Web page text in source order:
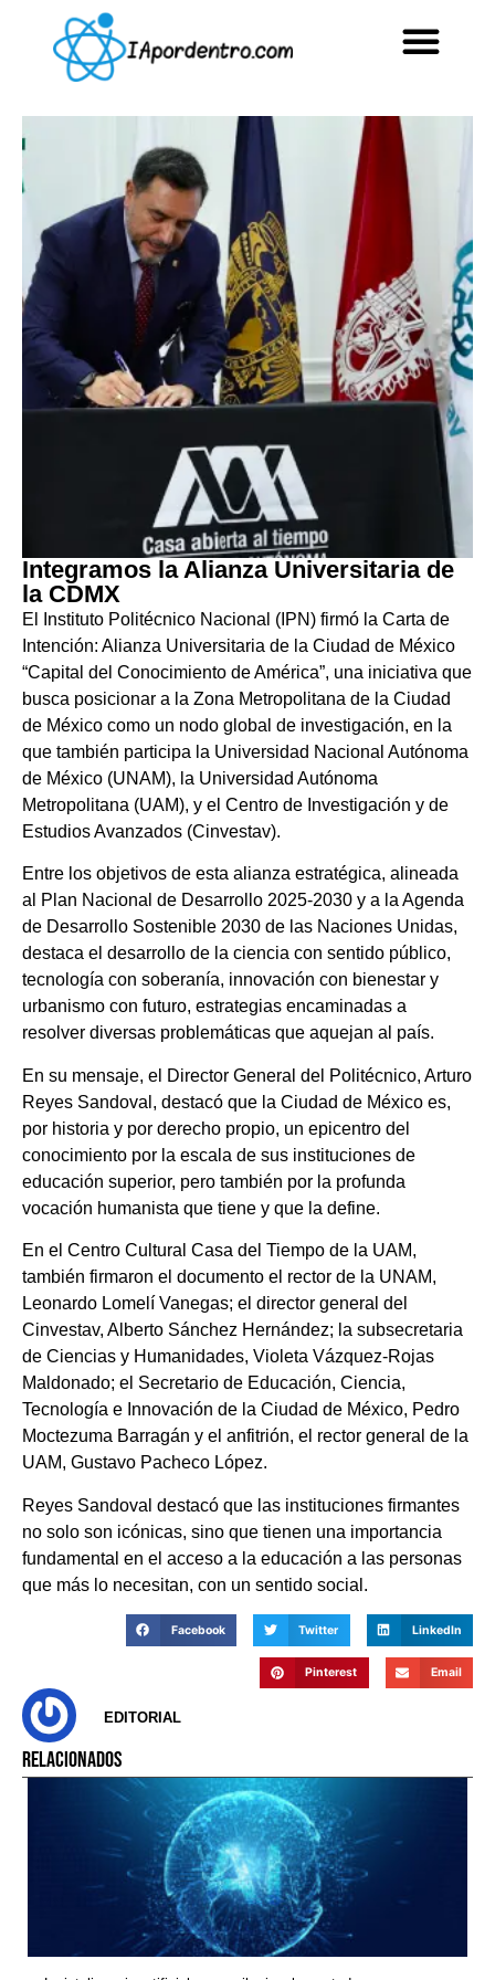
Integramos la Alianza Universitaria de
la CDMX
El Instituto Politécnico Nacional (IPN) firmó la Carta de
Intención: Alianza Universitaria de la Ciudad de México
“Capital del Conocimiento de América”, una iniciativa que
busca posicionar a la Zona Metropolitana de la Ciudad
de México como un nodo global de investigación, en la
que también participa la Universidad Nacional Autónoma
de México (UNAM), la Universidad Autónoma
Metropolitana (UAM), y el Centro de Investigación y de
Estudios Avanzados (Cinvestav).
Entre los objetivos de esta alianza estratégica, alineada
al Plan Nacional de Desarrollo 2025-2030 y a la Agenda
de Desarrollo Sostenible 2030 de las Naciones Unidas,
destaca el desarrollo de la ciencia con sentido público,
tecnología con soberanía, innovación con bienestar y
urbanismo con futuro, estrategias encaminadas a
resolver diversas problemáticas que aquejan al país.
En su mensaje, el Director General del Politécnico, Arturo
Reyes Sandoval, destacó que la Ciudad de México es,
por historia y por derecho propio, un epicentro del
conocimiento por la escala de sus instituciones de
educación superior, pero también por la profunda
vocación humanista que tiene y que la define.
En el Centro Cultural Casa del Tiempo de la UAM,
también firmaron el documento el rector de la UNAM,
Leonardo Lomelí Vanegas; el director general del
Cinvestav, Alberto Sánchez Hernández; la subsecretaria
de Ciencias y Humanidades, Violeta Vázquez-Rojas
Maldonado; el Secretario de Educación, Ciencia,
Tecnología e Innovación de la Ciudad de México, Pedro
Moctezuma Barragán y el anfitrión, el rector general de la
UAM, Gustavo Pacheco López.
Reyes Sandoval destacó que las instituciones firmantes
no solo son icónicas, sino que tienen una importancia
fundamental en el acceso a la educación a las personas
que más lo necesitan, con un sentido social.
Facebook Twitter LinkedIn
Pinterest Email
EDITORIAL
RELACIONADOS